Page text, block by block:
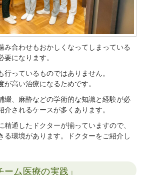
み合わせもおかしくなってしまっている
要になります。
っているものではありません。
高い治療になるためです。
綴、麻酔などの学術的な知識と経験が必
されるケースが多くあります。
精通したドクターが揃っていますので、
る環境があります。ドクターをご紹介し
ーム医療の実践」